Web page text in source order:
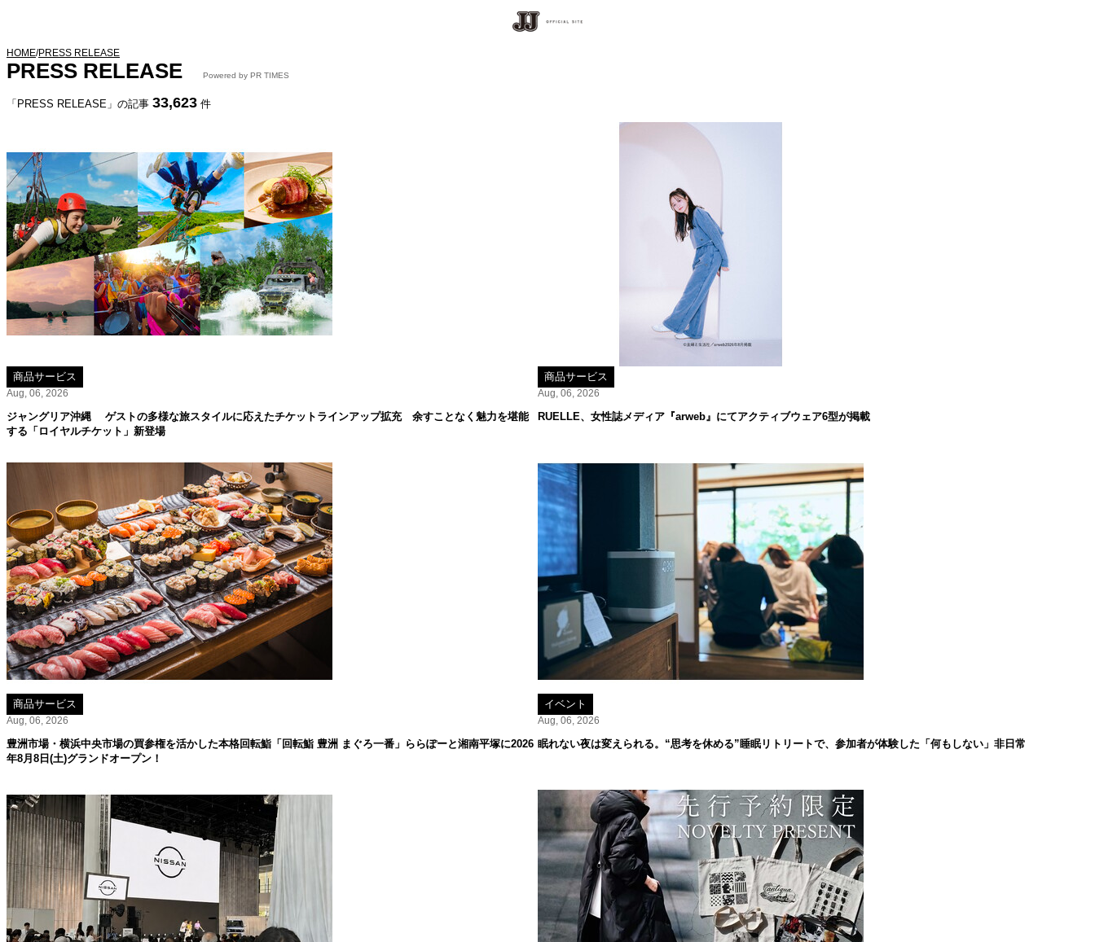
HOME/PRESS RELEASE
PRESS RELEASE Powered by PR TIMES
「PRESS RELEASE」の記事 33,623 件
商品サービス
Aug, 06, 2026
ジャングリア沖縄 ゲストの多様な旅スタイルに応えたチケットラインアップ拡充 余すことなく魅力を堪能
する「ロイヤルチケット」新登場
商品サービス
Aug, 06, 2026
RUELLE、女性誌メディア『arweb』にてアクティブウェア6型が掲載
商品サービス
Aug, 06, 2026
豊洲市場・横浜中央市場の買参権を活かした本格回転鮨「回転鮨 豊洲 まぐろ一番」ららぽーと湘南平塚に2026
年8月8日(土)グランドオープン！
イベント
Aug, 06, 2026
眠れない夜は変えられる。“思考を休める”睡眠リトリートで、参加者が体験した「何もしない」非日常